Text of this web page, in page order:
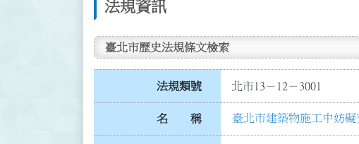
法規資訊
臺北市歷史法規條文檢索
法規類號 北市13－12－3001
名 稱 臺北市建築物施工中妨